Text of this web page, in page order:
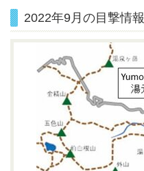
2022年9月の目撃情報